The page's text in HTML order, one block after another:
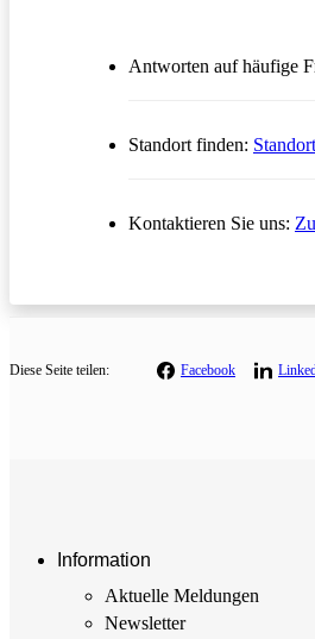
Antworten auf häufige
Standort finden:
Kontaktieren Sie uns:
Diese Seite teilen: Facebook
Information
Aktuelle Meldungen
Newsletter